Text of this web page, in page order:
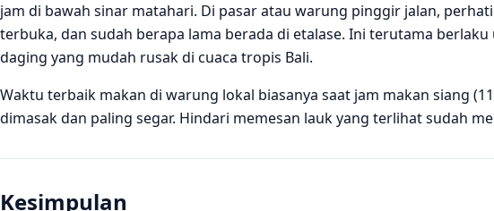
jam di bawah sinar matahari. Di pasar atau warung pinggir jalan,
terbuka, dan sudah berapa lama berada di etalase. Ini terutama
daging yang mudah rusak di cuaca tropis Bali.
Waktu terbaik makan di warung lokal biasanya saat jam makan siang
dimasak dan paling segar. Hindari memesan lauk yang terlihat sudah
Kesimpulan